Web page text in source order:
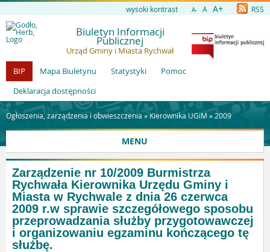
wysoki kontrast A- A A+ RSS
Biuletyn Informacji
Publicznej
Urząd Gminy i Miasta Rychwał
BIP
Mapa Biuletynu Statystyki
Pomoc
Deklaracja dostępności
Ogłoszenia, zarządzenia i obwieszczenia » Kierownika UGiM» 2009
MENU
Zarządzenie nr 10/2009 Burmistrza
Rychwała Kierownika Urzędu Gminy i
Miasta w Rychwale z dnia 26 czerwca
2009 r.w sprawie szczegółowego sposobu
przeprowadzania służby przygotowawczej
i organizowaniu egzaminu kończącego tę
służbę.